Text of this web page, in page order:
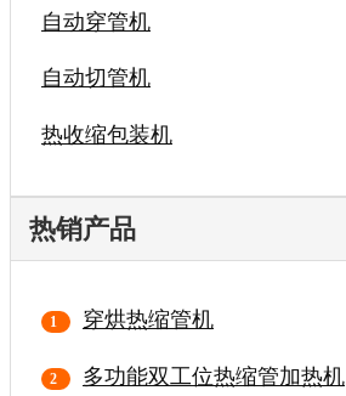
自动穿管机
自动切管机
热收缩包装机
热销产品
穿烘热缩管机
多功能双工位热缩管加热机